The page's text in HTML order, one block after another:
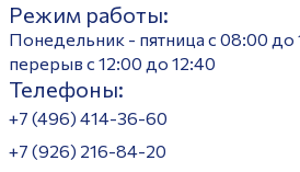
Режим работы:
Понедельник - пятница с 08:00 до
перерыв с 12:00 до 12:40
Телефоны:
+7 (496) 414-36-60
+7 (926) 216-84-20